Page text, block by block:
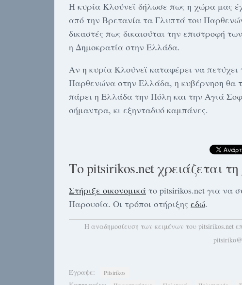
Η κυρία Κλούνεϊ δήλωσε πως η χώρα μας
από την Βρετανία τα Γλυπτά του
δικαστές πως δικαιούται την επιστροφή
η Δημοκρατία στην Ελλάδα.
Αν η κυρία Κλούνεϊ καταφέρει να
Παρθενώνα στην Ελλάδα, η κυβέρνηση θα
πάρει η Ελλάδα την Πόλη και την Αγιά
σήμαντρα, κι εξηνταδυό καμπάνες.
Το pitsirikos.net χρειάζεται
Στήριξε οικονομικά το pitsirikos.net για να
Παρουσία. Οι τρόποι στήριξης εδώ.
H αναδημοσίευση των κειμένων του pitsirikos.net
Έγραψε: Pitsirikos